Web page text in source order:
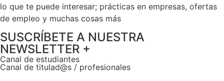
lo que te puede interesar; prácticas en empresas, ofertas
de empleo y muchas cosas más
SUSCRÍBETE A NUESTRA
NEWSLETTER +​
Canal de estudiantes
Canal de titulad@s / profesionales